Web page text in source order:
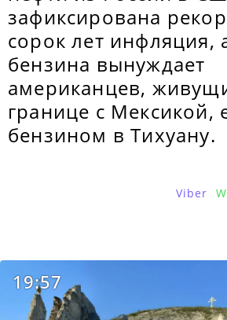
зафиксирована
сорок лет инфляция,
бензина вынуждает
американцев,
границе с Мексикой,
бензином в Тихуану.
Viber
19:57